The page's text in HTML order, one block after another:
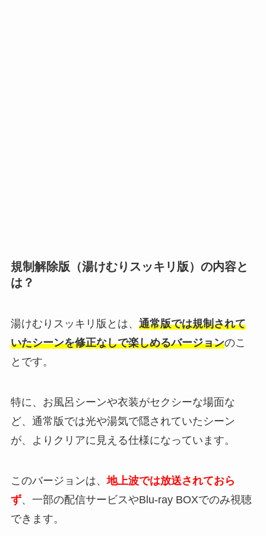
規制解除版（湯けむりスッキリ版）の内容と
は？
湯けむりスッキリ版とは、 通常版では規制されて
いたシーンを修正なしで楽しめるバージョンのこ
とです。
特に、お風呂シーンや衣装がセクシーな場面な
ど、通常版では光や湯気で隠されていたシーン
が、よりクリアに見える仕様になっています。
このバージョンは、地上波では放送されておら
ず、一部の配信サービスやBlu-ray BOXでのみ視聴
できます。